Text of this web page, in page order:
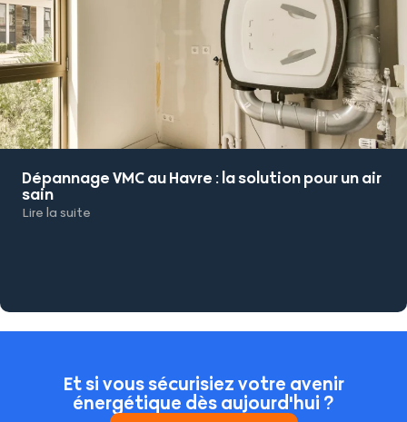
Dépannage VMC au Havre : la solution pour un air
sain
Lire la suite
Et si vous sécurisiez votre avenir
énergétique dès aujourd'hui ?